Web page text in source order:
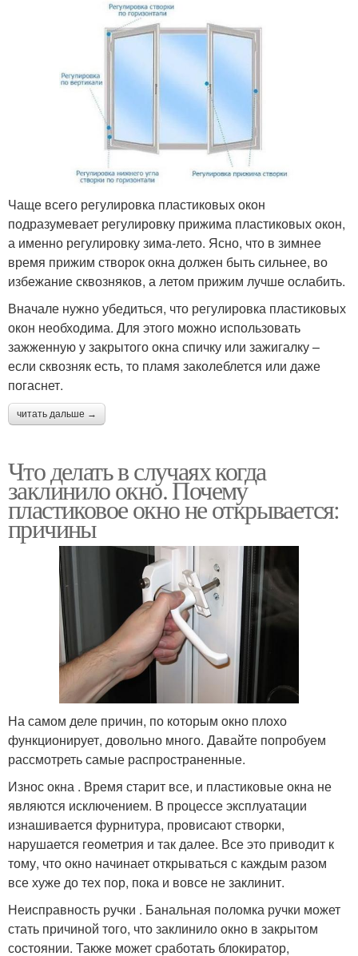
Чаще всего регулировка пластиковых окон
подразумевает регулировку прижима пластиковых окон,
а именно регулировку зима-лето. Ясно, что в зимнее
время прижим створок окна должен быть сильнее, во
избежание сквозняков, а летом прижим лучше ослабить.
Вначале нужно убедиться, что регулировка пластиковых
окон необходима. Для этого можно использовать
зажженную у закрытого окна спичку или зажигалку –
если сквозняк есть, то пламя заколеблется или даже
погаснет.
читать дальше →
Что делать в случаях когда
заклинило окно. Почему
пластиковое окно не открывается:
причины
На самом деле причин, по которым окно плохо
функционирует, довольно много. Давайте попробуем
рассмотреть самые распространенные.
Износ окна . Время старит все, и пластиковые окна не
являются исключением. В процессе эксплуатации
изнашивается фурнитура, провисают створки,
нарушается геометрия и так далее. Все это приводит к
тому, что окно начинает открываться с каждым разом
все хуже до тех пор, пока и вовсе не заклинит.
Неисправность ручки . Банальная поломка ручки может
стать причиной того, что заклинило окно в закрытом
состоянии. Также может сработать блокиратор,